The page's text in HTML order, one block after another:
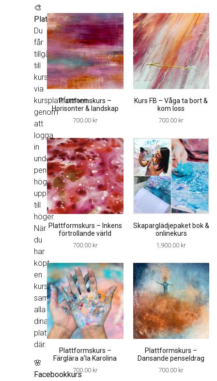
🎨
Plattformskurs
Du
får
tillgång
till
kursen
via
kursplattformen
genom
att
logga
in
under
penselikonen
högst
upp
till
höger.
När
du
har
köpt
en
kurs
samlas
alla
dina
plattformskurser
där.
🌸
Facebookkurs
Plattformskurs –
Horisonter & landskap
700.00 kr
Kurs FB – Våga ta bort &
kom loss
700.00 kr
Plattformskurs – Inkens
förtrollande värld
700.00 kr
Skaparglädjepaket bok &
onlinekurs
1,900.00 kr
Plattformskurs –
Färglära a’la Karolina
700.00 kr
Plattformskurs –
Dansande penseldrag
700.00 kr